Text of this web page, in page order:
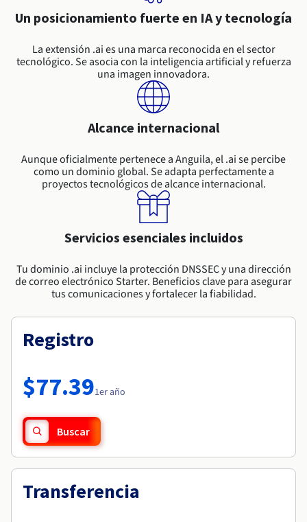
Precios
Disponibilidad por regiones
Roadmap & Changelog
Observabilidad
Roadmap y Changelog
Roadmap & Changelog
Roadmap & Changelog
Un posicionamiento fuerte en IA y tecnología
La extensión .ai es una marca reconocida en el sector
tecnológico. Se asocia con la inteligencia artificial y refuerza
una imagen innovadora.
Alcance internacional
Aunque oficialmente pertenece a Anguila, el .ai se percibe
como un dominio global. Se adapta perfectamente a
proyectos tecnológicos de alcance internacional.
Servicios esenciales incluidos
Tu dominio .ai incluye la protección DNSSEC y una dirección
de correo electrónico Starter. Beneficios clave para asegurar
tus comunicaciones y fortalecer la fiabilidad.
Registro
$77.391er año
Buscar
Transferencia